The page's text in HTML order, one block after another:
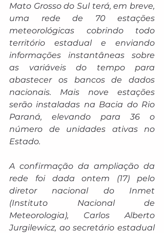
Mato Grosso do Sul terá, em breve,
uma rede de 70 estações
meteorológicas cobrindo todo
território estadual e enviando
informações instantâneas sobre
as variáveis do tempo para
abastecer os bancos de dados
nacionais. Mais nove estações
serão instaladas na Bacia do Rio
Paraná, elevando para 36 o
número de unidades ativas no
Estado.
A confirmação da ampliação da
rede foi dada ontem (17) pelo
diretor nacional do Inmet
(Instituto Nacional de
Meteorologia), Carlos Alberto
Jurgilewicz, ao secretário estadual